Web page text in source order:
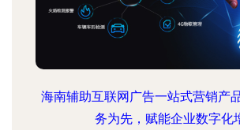
海南辅助互联网广告一站式营销产
务为先，赋能企业数字化